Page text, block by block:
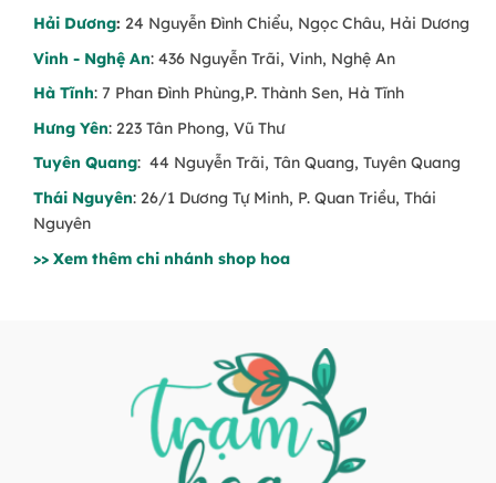
Hải Dương: 24 Nguyễn Đình Chiểu, Ngọc Châu, Hải Dương
Vinh - Nghệ An: 436 Nguyễn Trãi, Vinh, Nghệ An
Hà Tĩnh: 7 Phan Đình Phùng,P. Thành Sen, Hà Tĩnh
Hưng Yên: 223 Tân Phong, Vũ Thư
Tuyên Quang: 44 Nguyễn Trãi, Tân Quang, Tuyên Quang
Thái Nguyên: 26/1 Dương Tự Minh, P. Quan Triều, Thái
Nguyên
>> Xem thêm chi nhánh shop hoa